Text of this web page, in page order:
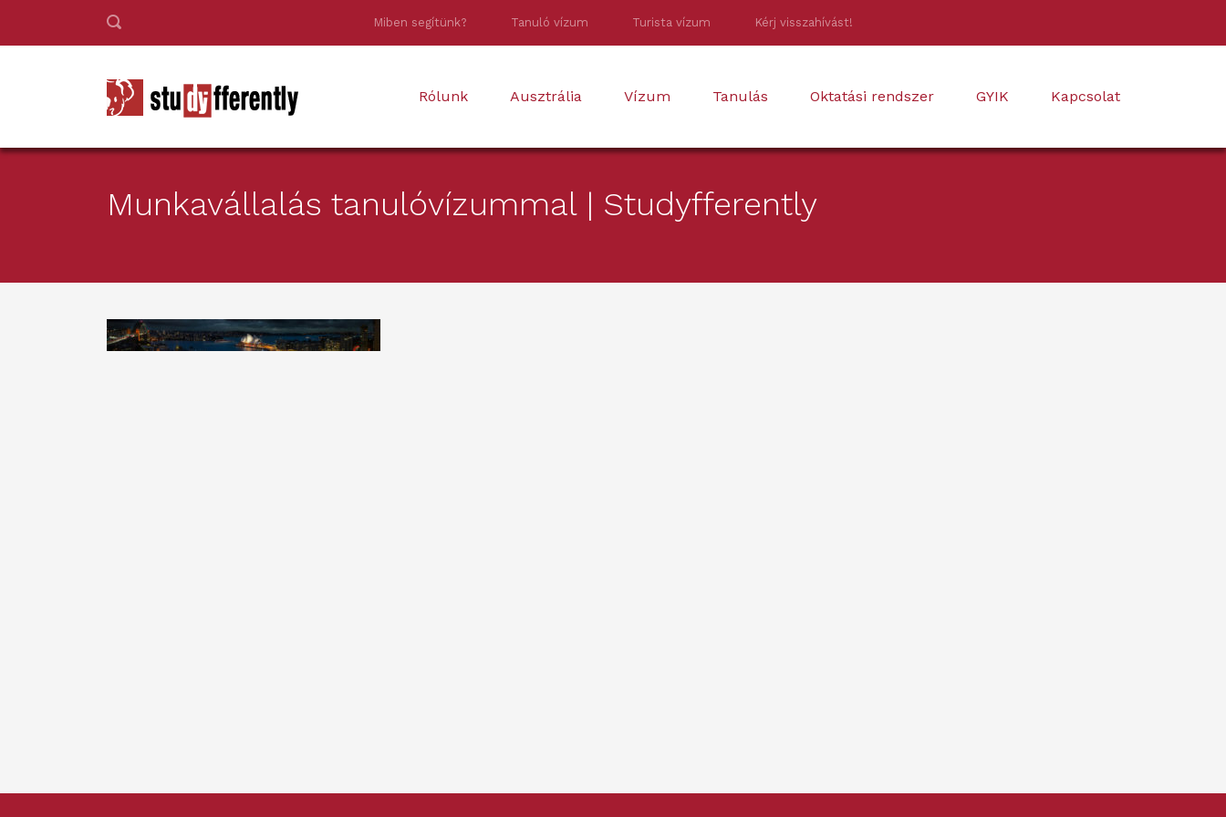
Miben segítünk? Tanuló vízum Turista vízum Kérj visszahívást!
Rólunk Ausztrália Vízum Tanulás Oktatási rendszer GYIK Kapcsolat
Munkavállalás tanulóvízummal | Studyfferently